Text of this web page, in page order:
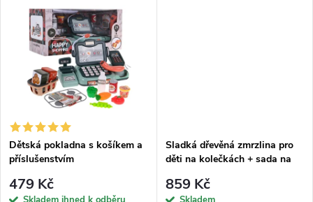
ů
ů
Dětská pokladna s košíkem a
příslušenstvím
479 Kč
Sladká dřevěná zmrzlina pro
děti na kolečkách + sada na
859 Kč